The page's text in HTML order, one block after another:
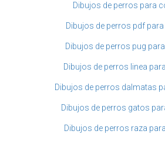
Dibujos de perros para
Dibujos de perros pdf
Dibujos de perros pug
Dibujos de perros linea
Dibujos de perros dalmatas
Dibujos de perros gatos
Dibujos de perros raza